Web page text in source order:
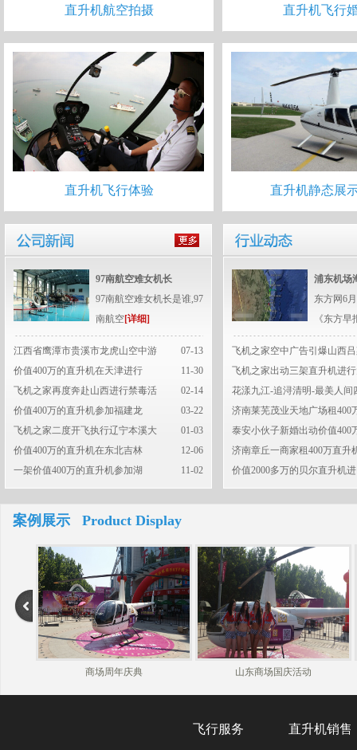
直升机航空拍摄 直升机飞行
直升机飞行体验 直升机静态展
97南航空难女机长
97南航空难女机长是谁,97
南航空[详细]
07-13
江西省鹰潭市贵溪市龙虎山空中游
11-30
价值400万的直升机在天津进行
02-14
飞机之家再度奔赴山西进行禁毒活
03-22
价值400万的直升机参加福建龙
01-03
飞机之家二度开飞执行辽宁本溪大
12-06
价值400万的直升机在东北吉林
11-02
一架价值400万的直升机参加湖
浦东机场
东方网6
《东方早
飞机之家空中广告引爆山西
飞机之家出动三架直升机进
花漾九江-追浔清明-最美人间
济南莱芜茂业天地广场租400
泰安小伙子新婚出动价值400
济南章丘一商家租400万直升
价值2000多万的贝尔直升机进
案例展示 Product Display
商场周年庆典 山东商场国庆活动
飞行服务 直升机销售